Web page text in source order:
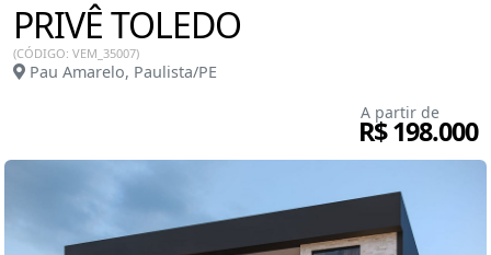
PRIVÊ TOLEDO
(CÓDIGO: VEM_35007)
Pau Amarelo, Paulista/PE
A partir de
R$ 198.000